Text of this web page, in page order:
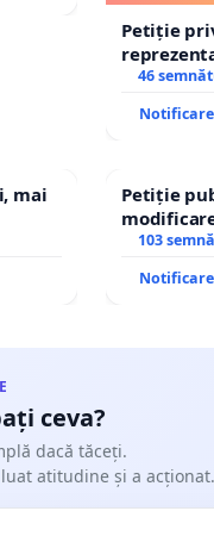
Petiție
stăpân
46
mai
Petiție
– Hanu
103
ceva?
dacă tăceți.
atitudine și a